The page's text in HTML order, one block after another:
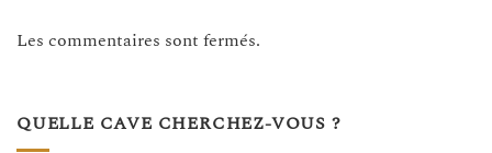
Les commentaires sont fermés.
QUELLE CAVE CHERCHEZ-VOUS ?